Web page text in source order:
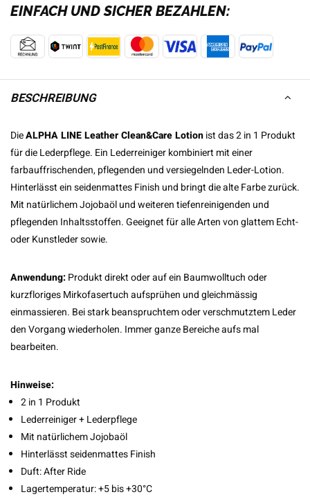
EINFACH UND SICHER BEZAHLEN:
BESCHREIBUNG
DieALPHA LINE Leather Clean&Care Lotionist das 2 in 1 Produkt
für die Lederpflege. Ein Lederreiniger kombiniert mit einer
farbauffrischenden, pflegenden und versiegelnden Leder-Lotion.
Hinterlässt ein seidenmattes Finish und bringt die alte Farbe zurück.
Mit natürlichem Jojobaöl und weiteren tiefenreinigenden und
pflegenden Inhaltsstoffen. Geeignet für alle Arten von glattem Echt-
oder Kunstleder sowie.
Anwendung:Produkt direkt oder auf ein Baumwolltuch oder
kurzfloriges Mirkofasertuch aufsprühen und gleichmässig
einmassieren. Bei stark beanspruchtem oder verschmutztem Leder
den Vorgang wiederholen. Immer ganze Bereiche aufs mal
bearbeiten.
Hinweise:
2 in 1 Produkt
Lederreiniger + Lederpflege
Mit natürlichem Jojobaöl
Hinterlässt seidenmattes Finish
Duft: After Ride
Lagertemperatur: +5 bis +30°C